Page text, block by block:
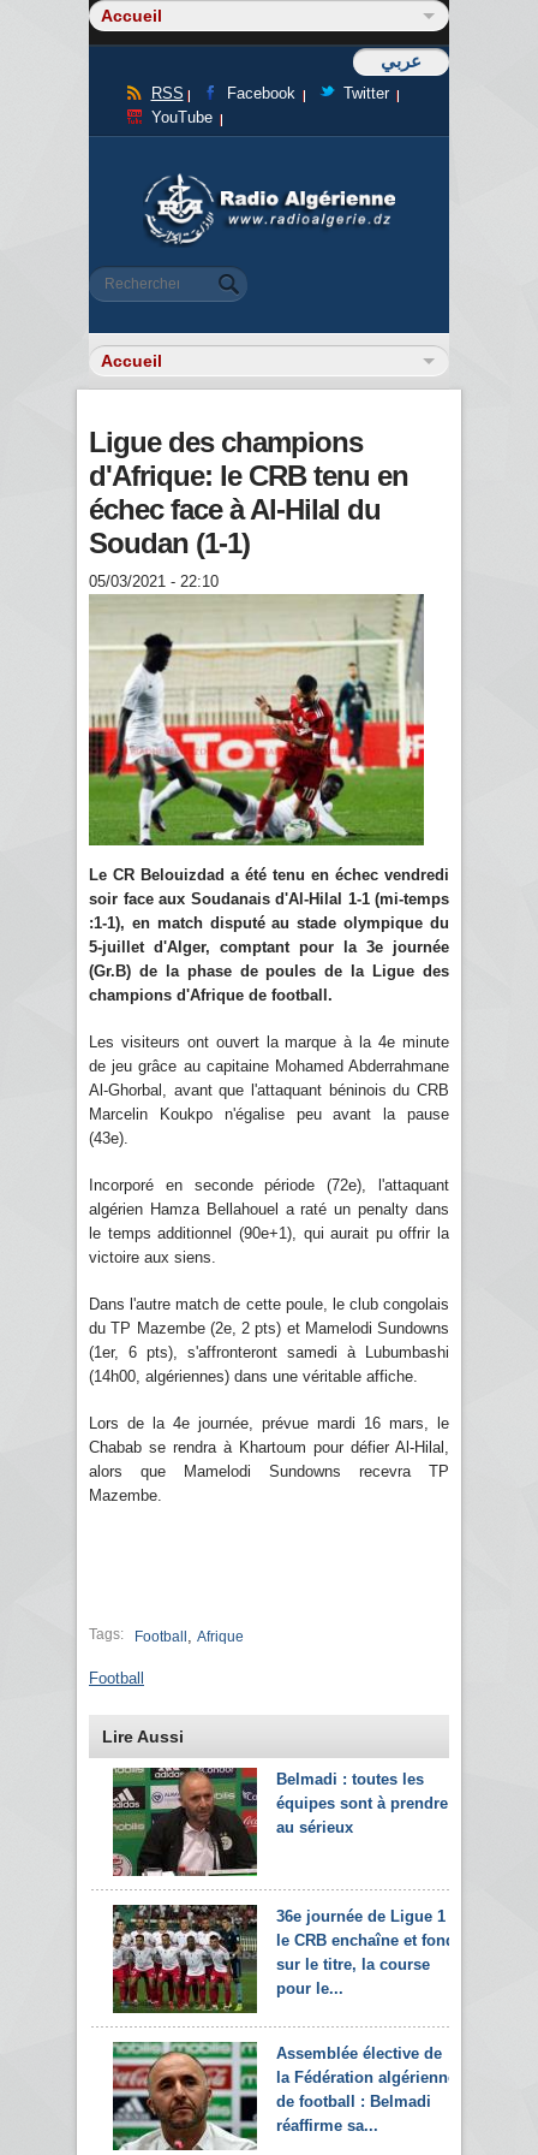
عربي
RSS Facebook
Twitter
YouTube
Formulaire de recherche
Rechercher
Ligue des champions
d'Afrique: le CRB tenu en
échec face à Al-Hilal du
Soudan (1-1)
05/03/2021 - 22:10
Le CR Belouizdad a été tenu en échec vendredi
soir face aux Soudanais d'Al-Hilal 1-1 (mi-temps
:1-1), en match disputé au stade olympique du
5-juillet d'Alger, comptant pour la 3e journée
(Gr.B) de la phase de poules de la Ligue des
champions d'Afrique de football.
Les visiteurs ont ouvert la marque à la 4e minute
de jeu grâce au capitaine Mohamed Abderrahmane
Al-Ghorbal, avant que l'attaquant béninois du CRB
Marcelin Koukpo n'égalise peu avant la pause
(43e).
Incorporé en seconde période (72e), l'attaquant
algérien Hamza Bellahouel a raté un penalty dans
le temps additionnel (90e+1), qui aurait pu offrir la
victoire aux siens.
Dans l'autre match de cette poule, le club congolais
du TP Mazembe (2e, 2 pts) et Mamelodi Sundowns
(1er, 6 pts), s'affronteront samedi à Lubumbashi
(14h00, algériennes) dans une véritable affiche.
Lors de la 4e journée, prévue mardi 16 mars, le
Chabab se rendra à Khartoum pour défier Al-Hilal,
alors que Mamelodi Sundowns recevra TP
Mazembe.
Tags: Football Afrique
Football
Lire Aussi
Belmadi : toutes les
équipes sont à prendre
au sérieux
36e journée de Ligue 1 :
le CRB enchaîne et fond
sur le titre, la course
pour le...
Assemblée élective de
la Fédération algérienne
de football : Belmadi
réaffirme sa...